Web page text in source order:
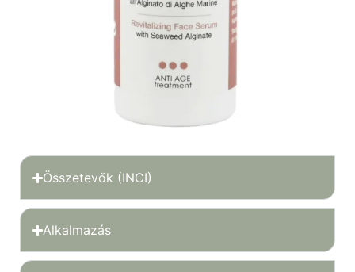
Összetevők (INCI)
Alkalmazás